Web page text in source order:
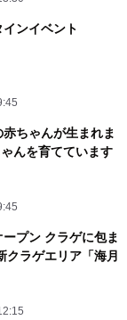
ンイベント
ちゃんが生まれま
んを育てています
プン クラゲに包ま
クラゲエリア「海月